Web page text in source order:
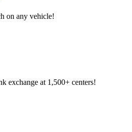
on any vehicle!
exchange at 1,500+ centers!